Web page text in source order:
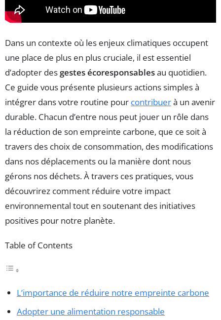
Dans un contexte où les enjeux climatiques occupent
une place de plus en plus cruciale, il est essentiel
d’adopter des gestes écoresponsablesau quotidien.
Ce guide vous présente plusieurs actions simples à
intégrer dans votre routine pour contribuerà un avenir
durable. Chacun d’entre nous peut jouer un rôle dans
la réduction de son empreinte carbone, que ce soit à
travers des choix de consommation, des modifications
dans nos déplacements ou la manière dont nous
gérons nos déchets. À travers ces pratiques, vous
découvrirez comment réduire votre impact
environnemental tout en soutenant des initiatives
positives pour notre planète.
Table of Contents
L’importance de réduire notre empreinte carbone
Adopter une alimentation responsable